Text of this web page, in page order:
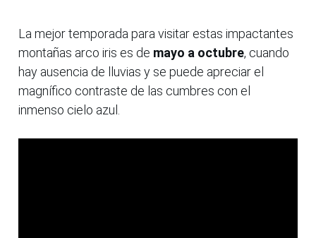
La mejor temporada para visitar estas impactantes
montañas arco iris es de mayo a octubre, cuando
hay ausencia de lluvias y se puede apreciar el
magnífico contraste de las cumbres con el
inmenso cielo azul.